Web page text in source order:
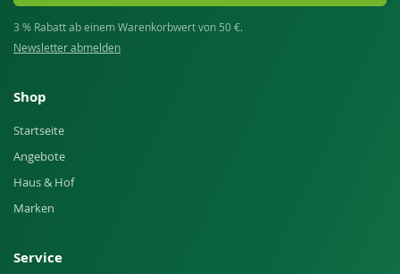
3 % Rabatt ab einem Warenkorbwert von 50 €.
Newsletter abmelden
Shop
Startseite
Angebote
Haus & Hof
Marken
Service